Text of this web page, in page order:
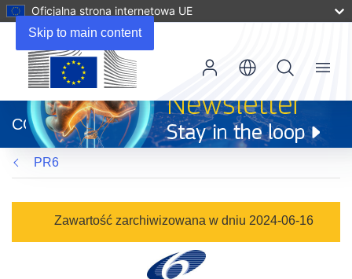
Skip to main content
Oficjalna strona internetowa UE
otworzy
się
w
nowym
oknie)
CORDIS
Menu
PR6
Zawartość zarchiwizowana w dniu 2024-06-16